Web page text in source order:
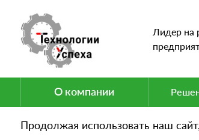
Лидер на
О компании
Продолжая использовать наш
Портфолио Санаторно-